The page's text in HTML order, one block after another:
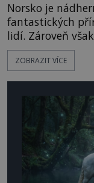
Norsko je
fantastických
lidí. Zároveň
nedají spát
Mezi ta
se na místě
ZOBRAZIT VÍCE